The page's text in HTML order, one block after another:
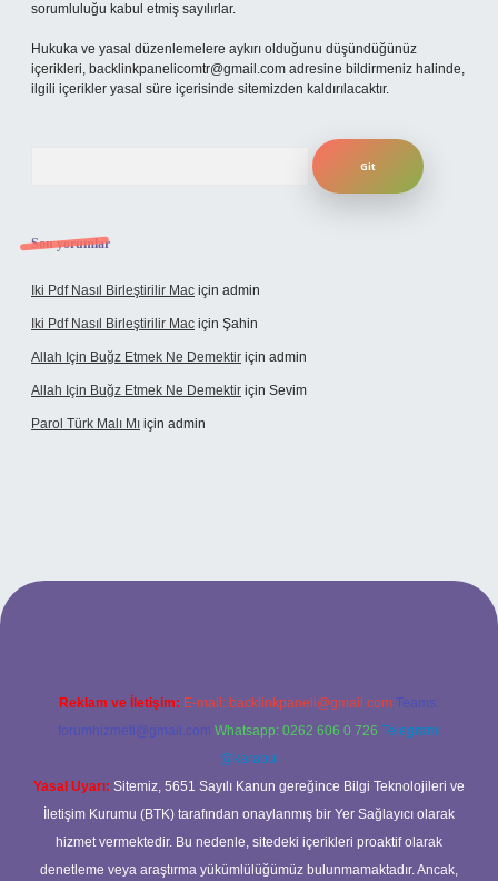
sorumluluğu kabul etmiş sayılırlar.
Hukuka ve yasal düzenlemelere aykırı olduğunu düşündüğünüz
içerikleri, backlinkpanelicomtr@gmail.com adresine bildirmeniz halinde,
ilgili içerikler yasal süre içerisinde sitemizden kaldırılacaktır.
Son yorumlar
Iki Pdf Nasıl Birleştirilir Mac için admin
Iki Pdf Nasıl Birleştirilir Mac için Şahin
Allah Için Buğz Etmek Ne Demektir için admin
Allah Için Buğz Etmek Ne Demektir için Sevim
Parol Türk Malı Mı için admin
Reklam ve İletişim: E-mail: backlinkpaneli@gmail.com Teams:
forumhizmeti@gmail.com Whatsapp: 0262 606 0 726 Telegram:
@karabul
Yasal Uyarı: Sitemiz, 5651 Sayılı Kanun gereğince Bilgi Teknolojileri ve
İletişim Kurumu (BTK) tarafından onaylanmış bir Yer Sağlayıcı olarak
hizmet vermektedir. Bu nedenle, sitedeki içerikleri proaktif olarak
denetleme veya araştırma yükümlülüğümüz bulunmamaktadır. Ancak,